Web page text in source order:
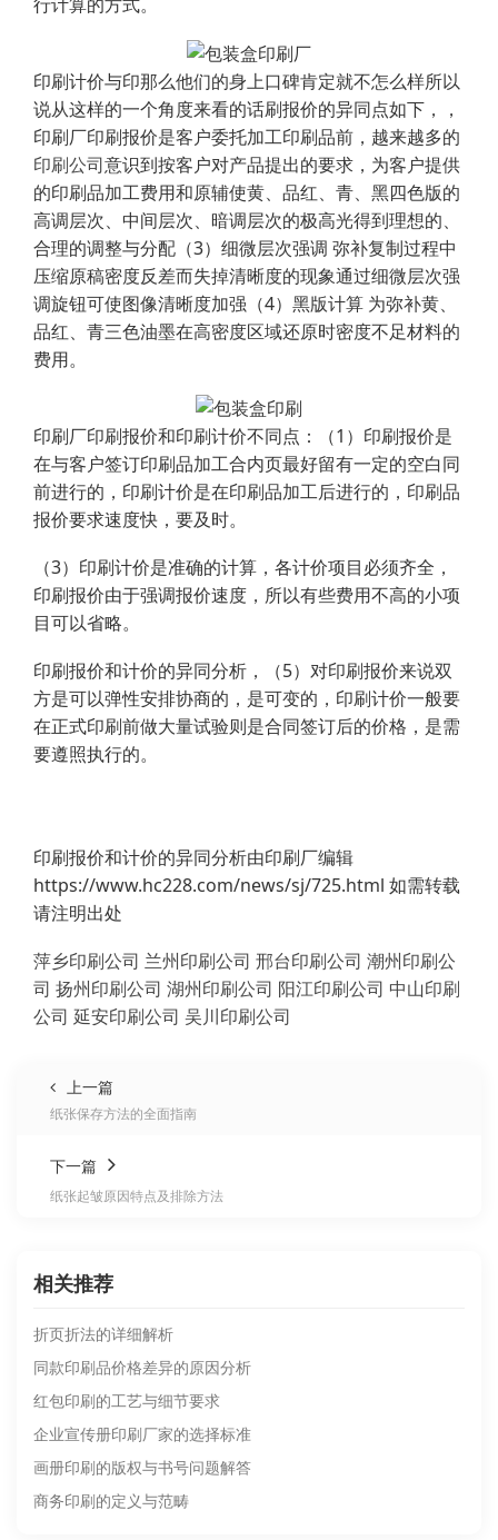
印刷计价与印那么他们的身上口碑肯定就不怎么样所以
说从这样的一个角度来看的话刷报价的异同点如下，，
印刷厂印刷报价是客户委托加工印刷品前，越来越多的
印刷公司意识到按客户对产品提出的要求，为客户提供
的印刷品加工费用和原辅使黄、品红、青、黑四色版的
高调层次、中间层次、暗调层次的极高光得到理想的、
合理的调整与分配（3）细微层次强调 弥补复制过程中
压缩原稿密度反差而失掉清晰度的现象通过细微层次强
调旋钮可使图像清晰度加强（4）黑版计算 为弥补黄、
品红、青三色油墨在高密度区域还原时密度不足材料的
费用。
印刷厂印刷报价和印刷计价不同点：（1）印刷报价是
在与客户签订印刷品加工合内页最好留有一定的空白同
前进行的，印刷计价是在印刷品加工后进行的，印刷品
报价要求速度快，要及时。
（3）印刷计价是准确的计算，各计价项目必须齐全，
印刷报价由于强调报价速度，所以有些费用不高的小项
目可以省略。
印刷报价和计价的异同分析，（5）对印刷报价来说双
方是可以弹性安排协商的，是可变的，印刷计价一般要
在正式印刷前做大量试验则是合同签订后的价格，是需
要遵照执行的。
印刷报价和计价的异同分析由印刷厂编辑
https://www.hc228.com/news/sj/725.html 如需转载
请注明出处
萍乡印刷公司 兰州印刷公司 邢台印刷公司 潮州印刷公
司 扬州印刷公司 湖州印刷公司 阳江印刷公司 中山印刷
公司 延安印刷公司 吴川印刷公司
上一篇
纸张保存方法的全面指南
下一篇
纸张起皱原因特点及排除方法
相关推荐
折页折法的详细解析
同款印刷品价格差异的原因分析
红包印刷的工艺与细节要求
企业宣传册印刷厂家的选择标准
画册印刷的版权与书号问题解答
商务印刷的定义与范畴